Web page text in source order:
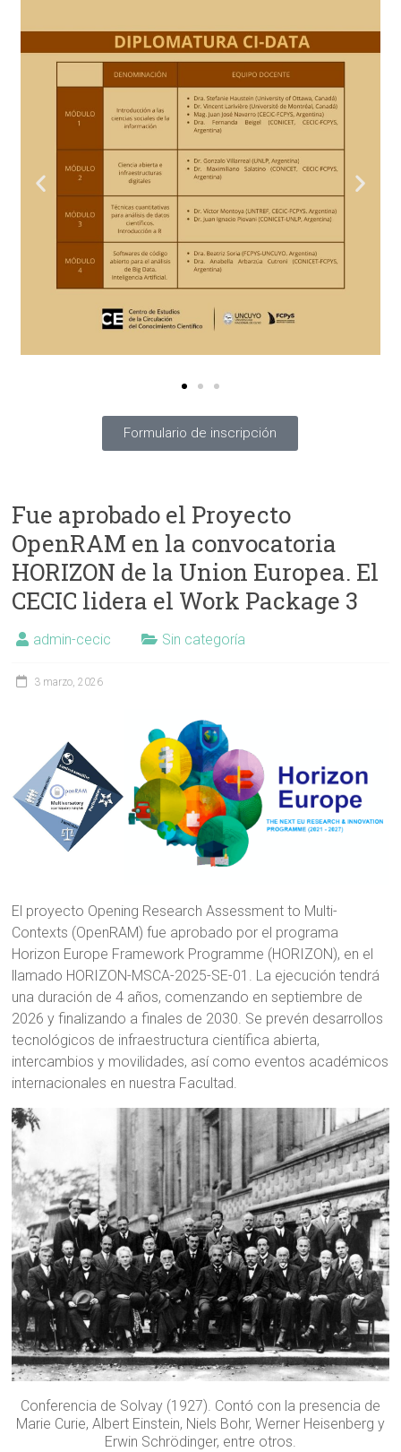
Formulario de inscripción
Fue aprobado el Proyecto
OpenRAM en la convocatoria
HORIZON de la Union Europea. El
CECIC lidera el Work Package 3
admin-cecic Sin categoría
3 marzo, 2026
El proyecto Opening Research Assessment to Multi-
Contexts (OpenRAM) fue aprobado por el programa
Horizon Europe Framework Programme (HORIZON), en el
llamado HORIZON-MSCA-2025-SE-01. La ejecución tendrá
una duración de 4 años, comenzando en septiembre de
2026 y finalizando a finales de 2030. Se prevén desarrollos
tecnológicos de infraestructura científica abierta,
intercambios y movilidades, así como eventos académicos
internacionales en nuestra Facultad.
Conferencia de Solvay (1927). Contó con la presencia de
Marie Curie, Albert Einstein, Niels Bohr, Werner Heisenberg y
Erwin Schrödinger, entre otros.